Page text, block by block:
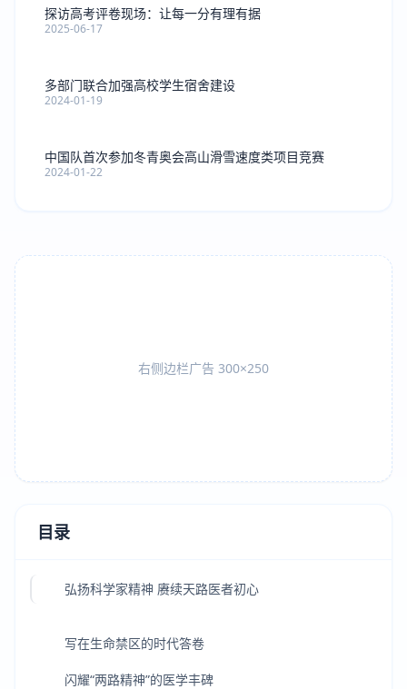
探访高考评卷现场：让每一分有理有据
2025-06-17
多部门联合加强高校学生宿舍建设
2024-01-19
中国队首次参加冬青奥会高山滑雪速度类项目竞赛
2024-01-22
右侧边栏广告 300×250
目录
弘扬科学家精神 赓续天路医者初心
写在生命禁区的时代答卷
闪耀“两路精神”的医学丰碑